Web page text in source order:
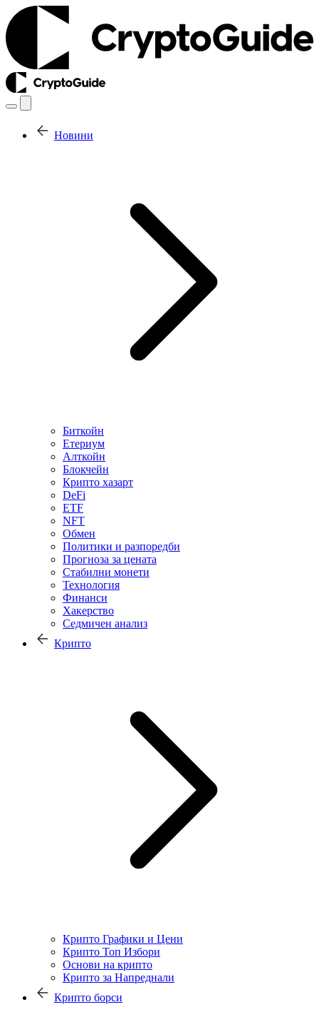
Новини
Биткойн
Етериум
Алткойн
Блокчейн
Крипто хазарт
DeFi
ETF
NFT
Обмен
Политики и разпоредби
Прогноза за цената
Стабилни монети
Технология
Финанси
Хакерство
Седмичен анализ
Крипто
Крипто Графики и Цени
Крипто Топ Избори
Основи на крипто
Крипто за Напреднали
Крипто борси